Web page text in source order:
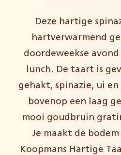
Deze hartige
hartverwarmend
doordeweekse
lunch. De taart is
gehakt, spinazie, ui
bovenop een laag
mooi goudbruin
Je maakt de
Koopmans Hartige